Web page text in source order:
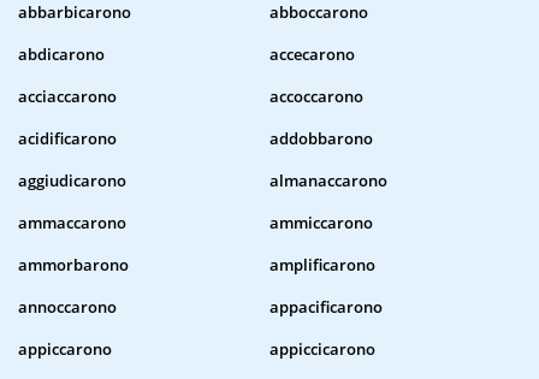
abbarbicarono
abboccarono
abdicarono
accecarono
acciaccarono
accoccarono
acidificarono
addobbarono
aggiudicarono
almanaccarono
ammaccarono
ammiccarono
ammorbarono
amplificarono
annoccarono
appacificarono
appiccarono
appiccicarono